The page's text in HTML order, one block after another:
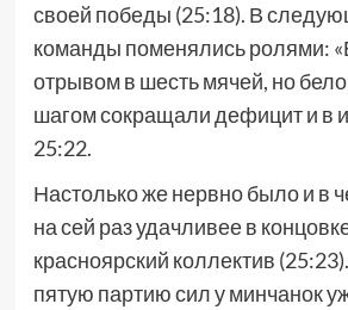
своей победы (25:18). В
команды поменялись ролями:
отрывом в шесть мячей, но
шагом сокращали дефицит и в
25:22.
Настолько же нервно было и в
на сей раз удачливее в
красноярский коллектив
пятую партию сил у минчанок